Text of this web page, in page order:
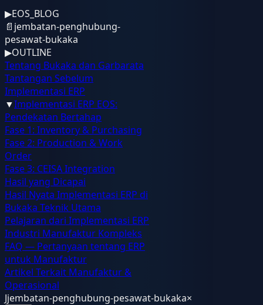
▶EOS_BLOG
📄 jembatan-penghubung-
pesawat-bukaka
▶OUTLINE
Tentang Bukaka dan Garbarata
Tantangan Sebelum
Implementasi ERP
▼Implementasi ERP EOS:
Pendekatan Bertahap
Fase 1: Inventory & Purchasing
Fase 2: Production & Work
Order
Fase 3: CEISA Integration
Hasil yang Dicapai
Hasil Nyata Implementasi ERP di
Bukaka Teknik Utama
Pelajaran dari Implementasi ERP
Industri Manufaktur Kompleks
FAQ — Pertanyaan tentang ERP
untuk Manufaktur
Artikel Terkait Manufaktur &
Operasional
Jjembatan-penghubung-pesawat-bukaka×